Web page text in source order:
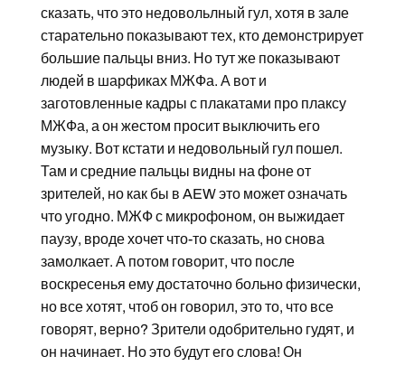
сказать, что это недовольлный гул, хотя в зале
старательно показывают тех, кто демонстрирует
большие пальцы вниз. Но тут же показывают
людей в шарфиках МЖФа. А вот и
заготовленные кадры с плакатами про плаксу
МЖФа, а он жестом просит выключить его
музыку. Вот кстати и недовольный гул пошел.
Там и средние пальцы видны на фоне от
зрителей, но как бы в AEW это может означать
что угодно. МЖФ с микрофоном, он выжидает
паузу, вроде хочет что-то сказать, но снова
замолкает. А потом говорит, что после
воскресенья ему достаточно больно физически,
но все хотят, чтоб он говорил, это то, что все
говорят, верно? Зрители одобрительно гудят, и
он начинает. Но это будут его слова! Он